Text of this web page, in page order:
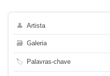
👤 Artista
🗃 Galeria
🏷 Palavras-chave